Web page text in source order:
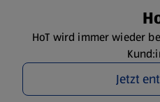
HoT wird immer wieder
Jetzt